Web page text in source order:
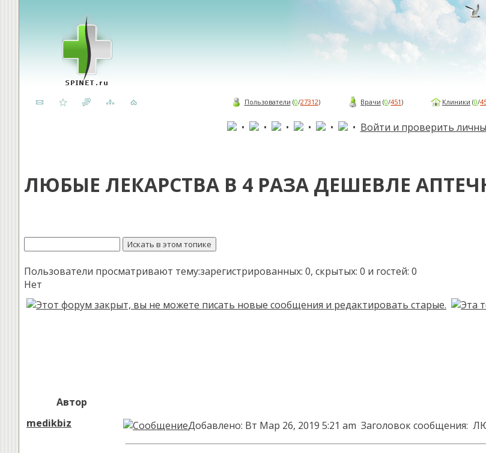
Пользователи (0/27312) Врачи (0/451) Клиники (0/
• • • • • • Войти и проверить
ЛЮБЫЕ ЛЕКАРСТВА В 4 РАЗА ДЕШЕВЛЕ
Пользователи просматривают тему:зарегистрированных: 0, скрытых: 0 и гостей: 0
Нет
Автор
medikbiz
Добавлено: Вт Мар 26, 2019 5:21 am Заголовок сообщения: